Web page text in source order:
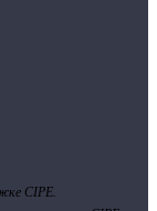
CIPE.